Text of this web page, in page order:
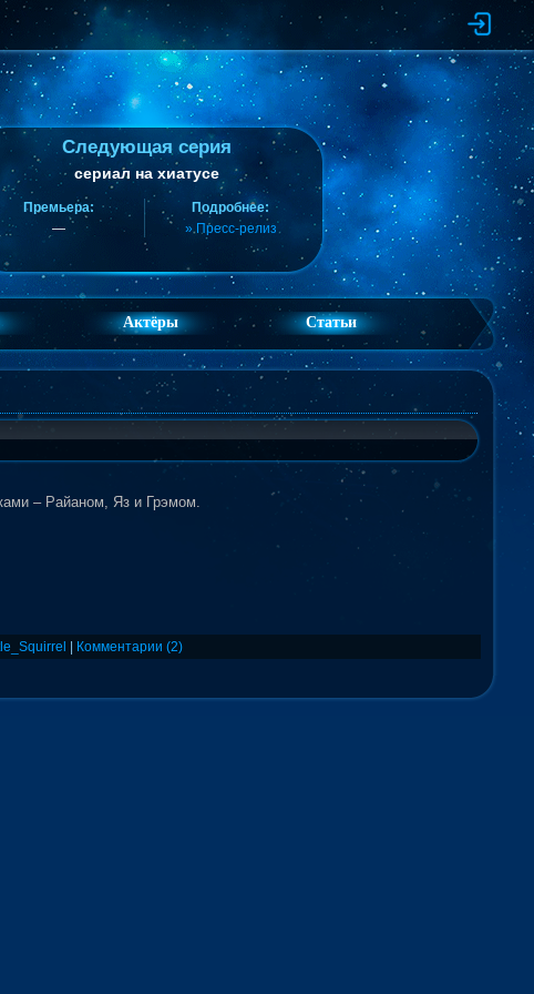
Следующая серия
сериал на хиатусе
Премьера:
—
Подробнее:
» Пресс-релиз
Актёры Статьи
– Райаном, Яз и Грэмом.
Комментарии (2)